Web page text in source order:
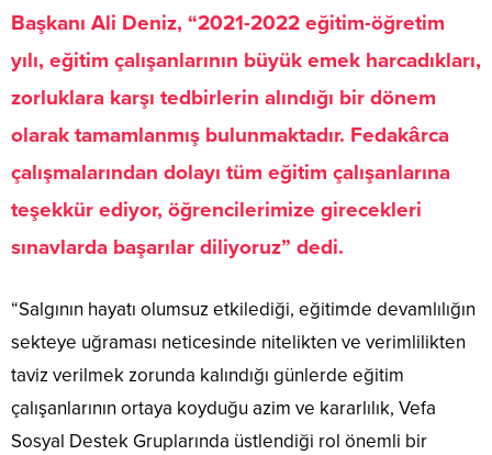
Başkanı Ali Deniz, “2021-2022 eğitim-öğretim
yılı, eğitim çalışanlarının büyük emek harcadıkları,
zorluklara karşı tedbirlerin alındığı bir dönem
olarak tamamlanmış bulunmaktadır. Fedakârca
çalışmalarından dolayı tüm eğitim çalışanlarına
teşekkür ediyor, öğrencilerimize girecekleri
sınavlarda başarılar diliyoruz” dedi.
“Salgının hayatı olumsuz etkilediği, eğitimde devamlılığın
sekteye uğraması neticesinde nitelikten ve verimlilikten
taviz verilmek zorunda kalındığı günlerde eğitim
çalışanlarının ortaya koyduğu azim ve kararlılık, Vefa
Sosyal Destek Gruplarında üstlendiği rol önemli bir